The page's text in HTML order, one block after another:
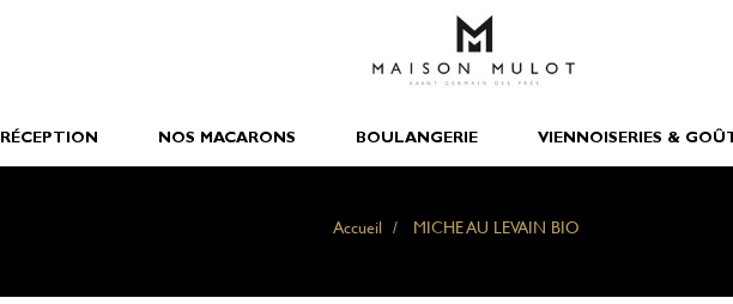
RÉCEPTION NOS MACARONS BOULANGERIE VIENNOISERIES &
Accueil MICHE AU LEVAIN BIO